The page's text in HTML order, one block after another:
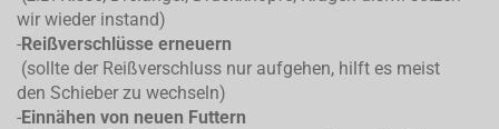
wir wieder instand)
-Reißverschlüsse erneuern
(sollte der Reißverschluss nur aufgehen, hilft es meist
den Schieber zu wechseln)
-Einnähen von neuen Futtern